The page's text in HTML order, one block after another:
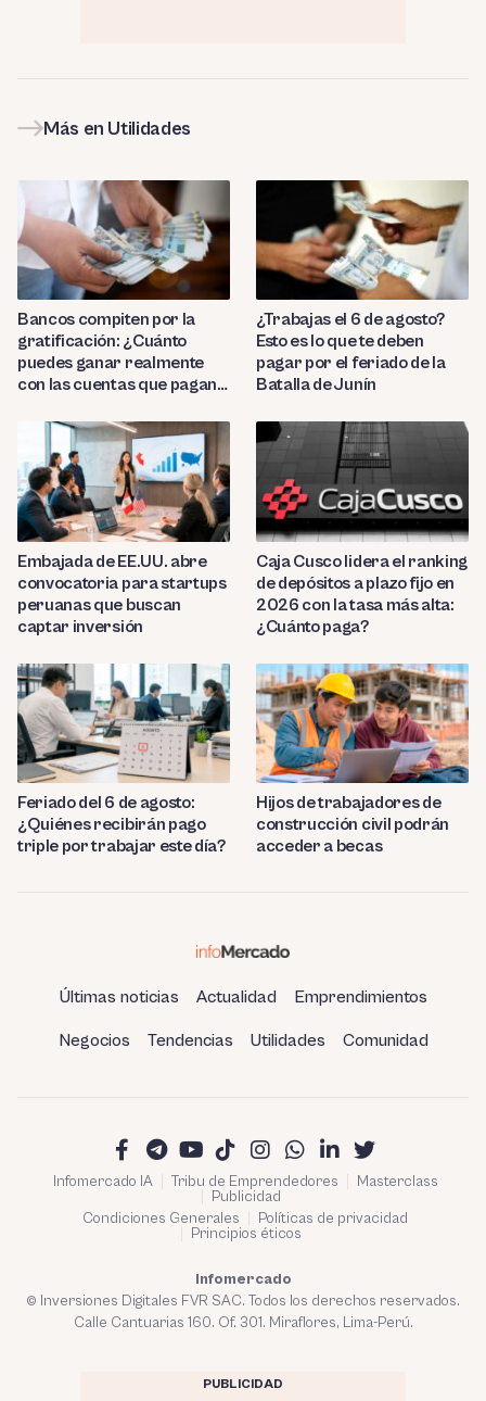
Más en Utilidades
Bancos compiten por la
gratificación: ¿Cuánto
puedes ganar realmente
con las cuentas que pagan
¿Trabajas el 6 de agosto?
Esto es lo que te deben
pagar por el feriado de la
Batalla de Junín
Embajada de EE.UU. abre
convocatoria para startups
peruanas que buscan
captar inversión
Caja Cusco lidera el ranking
de depósitos a plazo fijo en
2026 con la tasa más alta:
¿Cuánto paga?
Feriado del 6 de agosto:
¿Quiénes recibirán pago
triple por trabajar este día?
Hijos de trabajadores de
construcción civil podrán
acceder a becas
Últimas noticias Actualidad Emprendimientos
Negocios Tendencias Utilidades Comunidad
Infomercado IA Tribu de Emprendedores
Masterclass
Publicidad
Condiciones Generales
Políticas de privacidad
Principios éticos
Infomercado
© Inversiones Digitales FVR SAC. Todos los derechos reservados.
Calle Cantuarias 160. Of. 301. Miraflores, Lima-Perú.
PUBLICIDAD